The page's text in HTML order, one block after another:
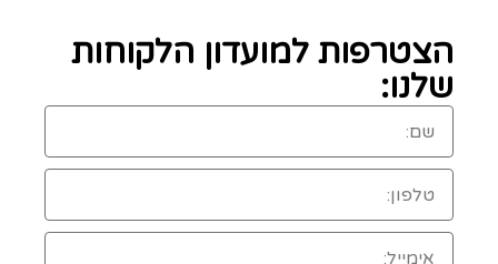
הצטרפות למועדון הלקוחות
שלנו: